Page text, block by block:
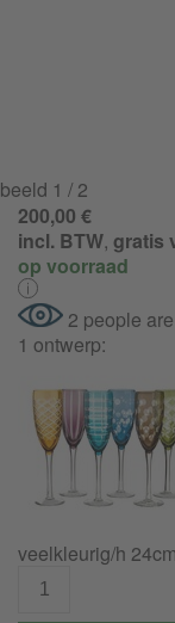
beeld 1 / 2
200,00 €
incl. BTW, gratis
op voorraad
2 people
1 ontwerp:
veelkleurig/h